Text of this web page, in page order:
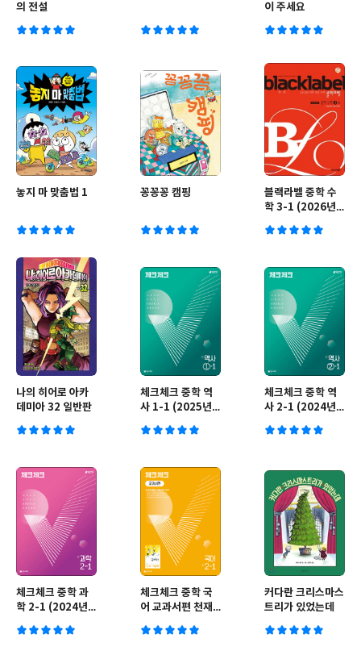
의 전설
이 주세요
놓지 마 맞춤법 1 꽁꽁꽁 캠핑
블랙라벨 중학 수
학 3-1 (2026년
나의 히어로 아카
데미아 32 일반판
체크체크 중학 역
사 1-1 (2025년
체크체크 중학 역
사 2-1 (2024년
체크체크 중학 과
학 2-1 (2024년
체크체크 중학 국
어 교과서편 천재
(2024년용)
커다란 크리스마스
트리가 있었는데